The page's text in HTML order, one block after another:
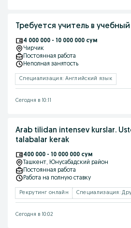
Требуется учитель в
4 000 000 - 10 000 000 сум
Чирчик
Постоянная работа
Неполная занятость
Специализация: Английский язык
Сегодня в 10:11
Arab tilidan intensev kurslar. Ustozga ilmga xolis
talabalar kerak
400 000 - 10 000 000 сум
Ташкент, Юнусабадский район
Постоянная работа
Работа на полную ставку
Рекрутинг онлайн Специализация:
Сегодня в 10:02